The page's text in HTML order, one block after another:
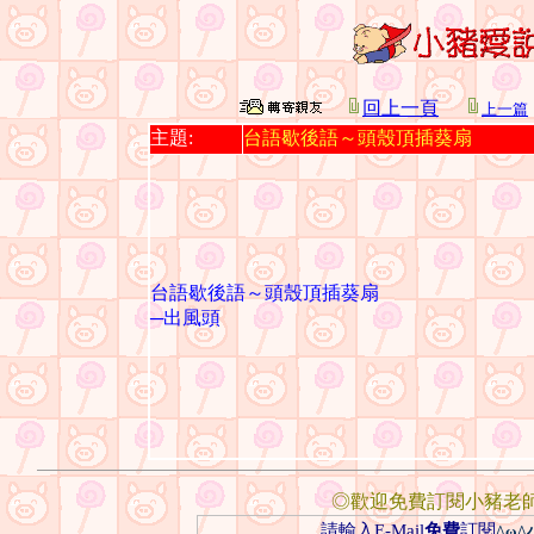
回上一頁 上一篇
主題: 台語歇後語～頭殼頂插葵扇
台語歇後語～頭殼頂插葵扇
─出風頭
◎歡迎免費訂閱小豬老